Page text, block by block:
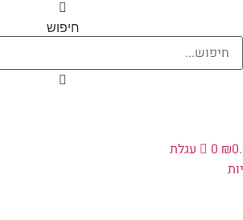
חיפוש
₪
0
עגלת